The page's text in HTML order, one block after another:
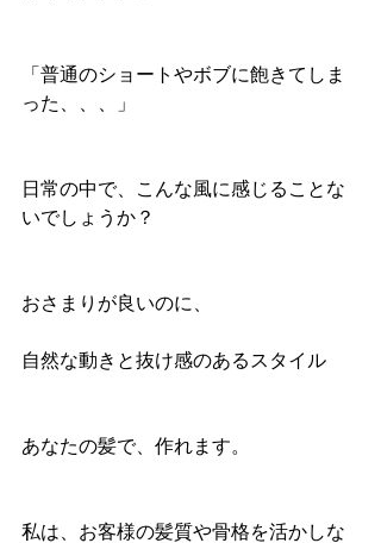
「普通のショートやボブに飽きてしま
った、、、」
日常の中で、こんな風に感じることな
いでしょうか？
おさまりが良いのに、
自然な動きと抜け感のあるスタイル
あなたの髪で、作れます。
私は、お客様の髪質や骨格を活かしな